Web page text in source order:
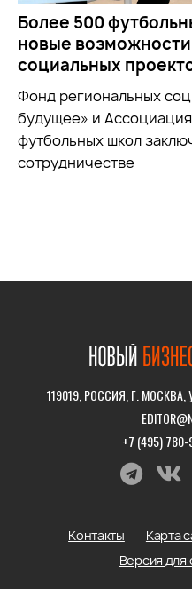
Более 500
новые возможности
социальных
Фонд региональных
будущее» и
футбольных школ
сотрудничестве
119019, РОССИЯ, Г.
+7 (495)
Контакты Карта
Версия